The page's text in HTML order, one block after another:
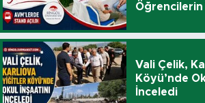
Öğrencilerin
Vali Çelik,
Köyü’nde
İnceledi